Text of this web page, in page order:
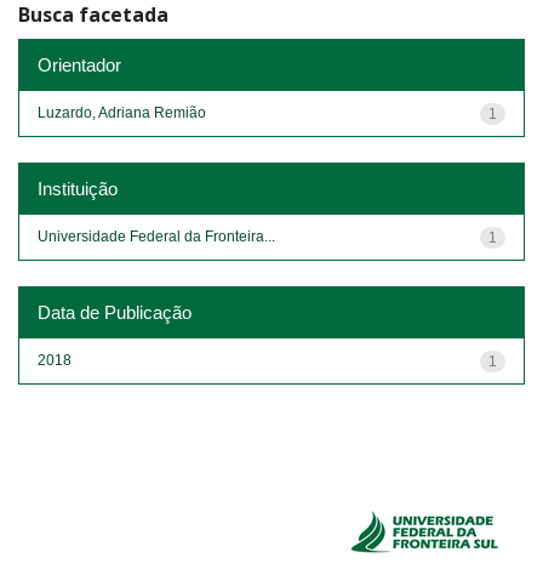
Busca facetada
Orientador
1
Luzardo, Adriana Remião
Instituição
1
Universidade Federal da Fronteira...
Data de Publicação
1
2018